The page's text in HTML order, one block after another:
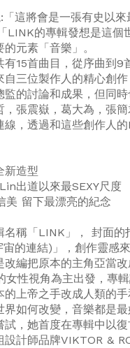
這將會是一張有史以
LINK的專輯發想是這個
元素「音樂」。
有15首曲目，從序曲到
自三位製作人的精心創
監的討論和成果，但同
，張震嶽，葛大為，張
線，透過和這些創作人
新造型
出道以來最SEXY尺度
美 留下最漂亮的紀念
名稱「LINK」， 封面
的連結)」，創作靈感
改編把原本的主角亞當
女性視角為主出發，專
的上帝之手改成人類的
界如何改變，音樂都是
試，她首度在專輯中以
設計師品牌VIKTOR &